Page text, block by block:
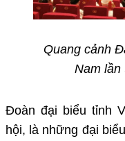
Quang cảnh
Nam lần
Đoàn đại biểu tỉnh
hội, là những đại